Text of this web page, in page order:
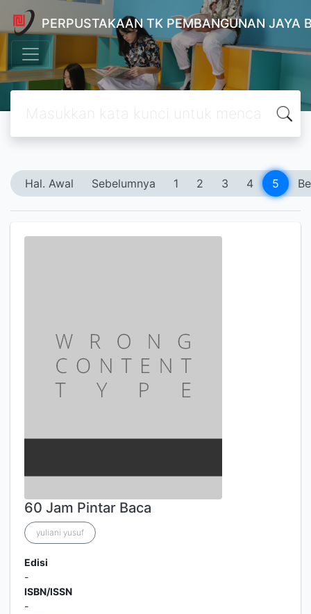
PERPUSTAKAAN TK PEMBANGUNAN JAYA
Hal. Awal Sebelumnya 1 2 3 4 5
60 Jam Pintar Baca
yuliani yusuf
Edisi
-
ISBN/ISSN
-